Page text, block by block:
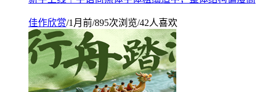
佳作欣赏/1月前/895次浏览/42人喜欢